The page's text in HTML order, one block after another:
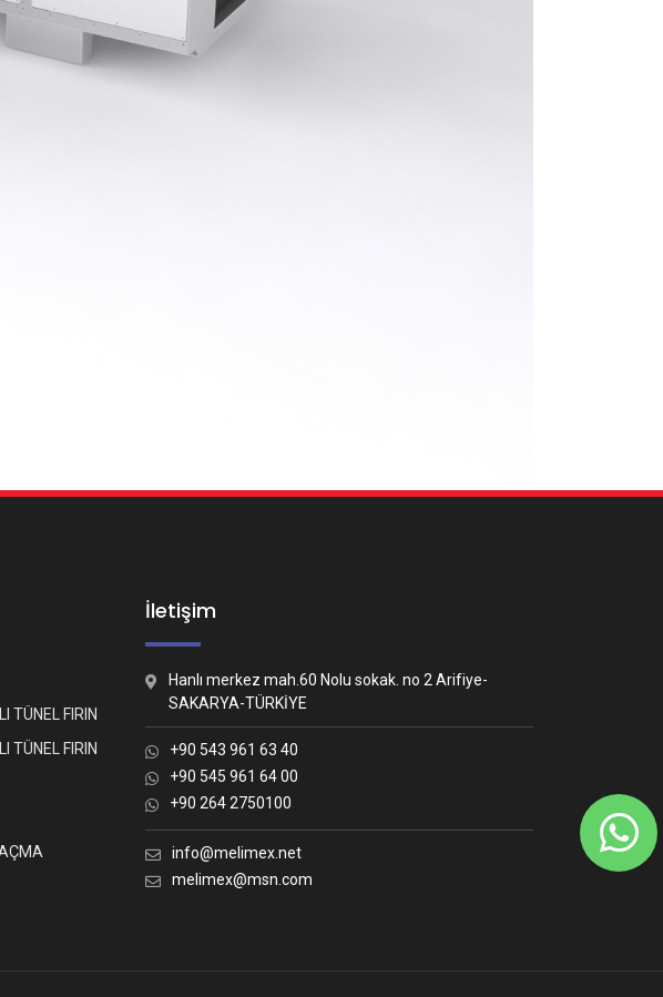
TÜNEL FIRIN
TÜNEL FIRIN
İletişim
Hanlı merkez mah.60 Nolu sokak. no 2 Arifiye-
SAKARYA-TÜRKİYE
+90 543 961 63 40
+90 545 961 64 00
+90 264 2750100
info@melimex.net
melimex@msn.com